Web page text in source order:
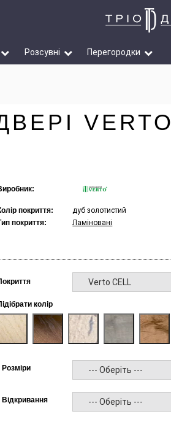
Розсувні Перегородки
VERTO
покриття:
дуб золотистий
покриття:
Ламіновані
Verto CELL
колір
Розміри --- Оберіть ---
Відкривання --- Оберіть ---